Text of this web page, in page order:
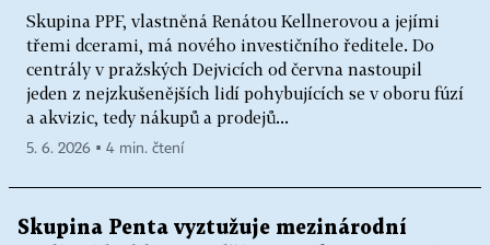
Skupina PPF, vlastněná Renátou Kellnerovou a jejími
třemi dcerami, má nového investičního ředitele. Do
centrály v pražských Dejvicích od června nastoupil
jeden z nejzkušenějších lidí pohybujících se v oboru fúzí
a akvizic, tedy nákupů a prodejů...
5. 6. 2026 ▪ 4 min. čtení
Skupina Penta vyztužuje mezinárodní